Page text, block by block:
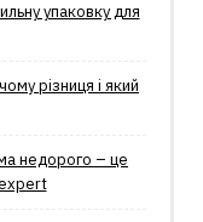
упаковку для
різниця і який
недорого – це